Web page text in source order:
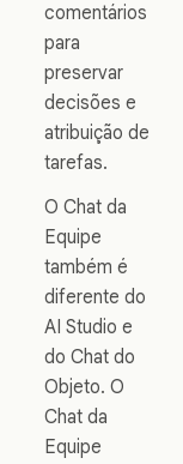
comentários
para
preservar
decisões e
atribuição de
tarefas.
O Chat da
Equipe
também é
diferente do
AI Studio e
do Chat do
Objeto. O
Chat da
Equipe